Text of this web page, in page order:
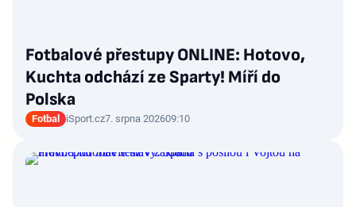
Fotbalové přestupy ONLINE: Hotovo,
Kuchta odchází ze Sparty! Míří do
Polska
Fotbal iSport.cz7. srpna 202609:10